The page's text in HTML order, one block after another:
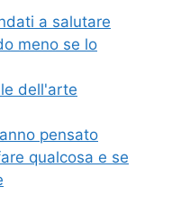
a salutare
meno se lo
dell'arte
pensato
qualcosa e se